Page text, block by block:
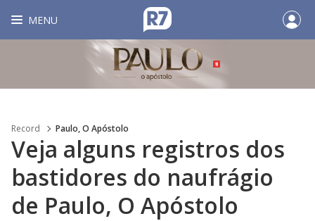
MENU
Record Paulo, O Apóstolo
Veja alguns registros dos
bastidores do naufrágio
de Paulo, O Apóstolo